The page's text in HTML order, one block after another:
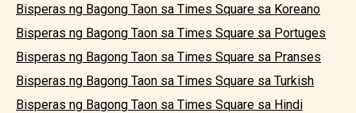
Bisperas ng Bagong Taon sa Times Square sa Koreano
Bisperas ng Bagong Taon sa Times Square sa Portuges
Bisperas ng Bagong Taon sa Times Square sa Pranses
Bisperas ng Bagong Taon sa Times Square sa Turkish
Bisperas ng Bagong Taon sa Times Square sa Hindi